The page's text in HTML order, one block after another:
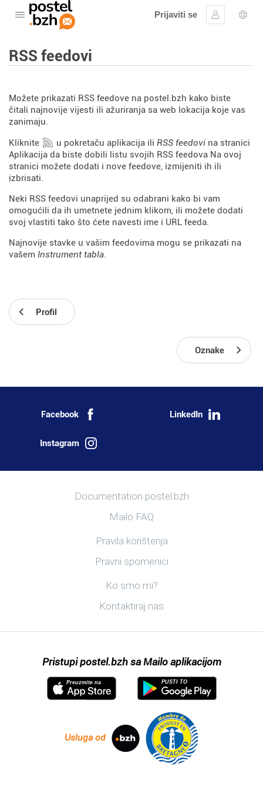
Otvorite meni
Prijaviti se
Prijavite se
RSS feedovi
Možete prikazati RSS feedove na postel.bzh kako biste
čitali najnovije vijesti ili ažuriranja sa web lokacija koje vas
zanimaju.
Kliknite
u pokretaču aplikacija ili RSS feedovi na stranici
Aplikacija da biste dobili listu svojih RSS feedova Na ovoj
stranici možete dodati i nove feedove, izmijeniti ih ili
izbrisati.
Neki RSS feedovi unaprijed su odabrani kako bi vam
omogućili da ih umetnete jednim klikom, ili možete dodati
svoj vlastiti tako što ćete navesti ime i URL feeda.
Najnovije stavke u vašim feedovima mogu se prikazati na
vašem Instrument tabla.
Profil
Oznake
Facebook LinkedIn
Instagram
Više informacija
Documentation postel.bzh
Mailo FAQ
Korisni linkovi
Pravila korištenja
Pravni spomenici
Otkrijte postel.bzh
Ko smo mi?
Kontaktiraj nas
Pristupi postel.bzh sa Mailo aplikacijom
Preuzmite na PUSTI TO
Usluga od